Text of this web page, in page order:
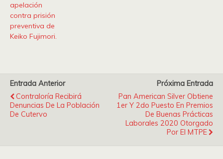
apelación
contra prisión
preventiva de
Keiko Fujimori.
Entrada Anterior
Contraloría Recibirá
Denuncias De La Población
De Cutervo
Próxima Entrada
Pan American Silver Obtiene
1er Y 2do Puesto En Premios
De Buenas Prácticas
Laborales 2020 Otorgado
Por El MTPE